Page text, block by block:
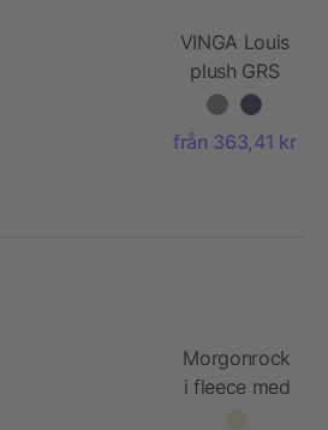
VINGA Louis
plush GRS
RPET
morgonrock,
L/XL
från 363,41 kr
Morgonrock
i fleece med